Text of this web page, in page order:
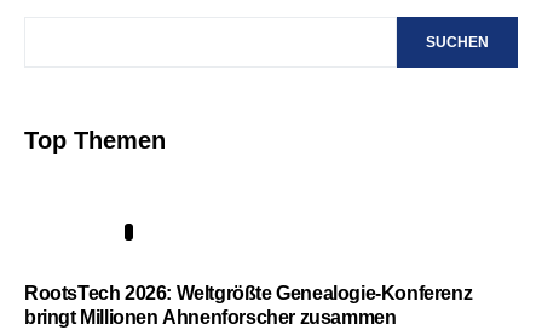
SUCHEN
Top Themen
RootsTech 2026: Weltgrößte Genealogie-Konferenz
bringt Millionen Ahnenforscher zusammen